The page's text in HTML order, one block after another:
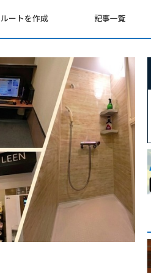
ルートを作成 記事一覧